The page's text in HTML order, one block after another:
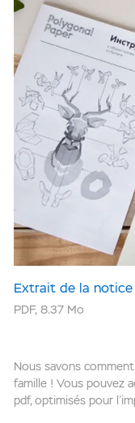
Extrait de la notice
PDF,8.37 Mo
Nous savons
famille ! Vous pouvez
pdf, optimisés pour